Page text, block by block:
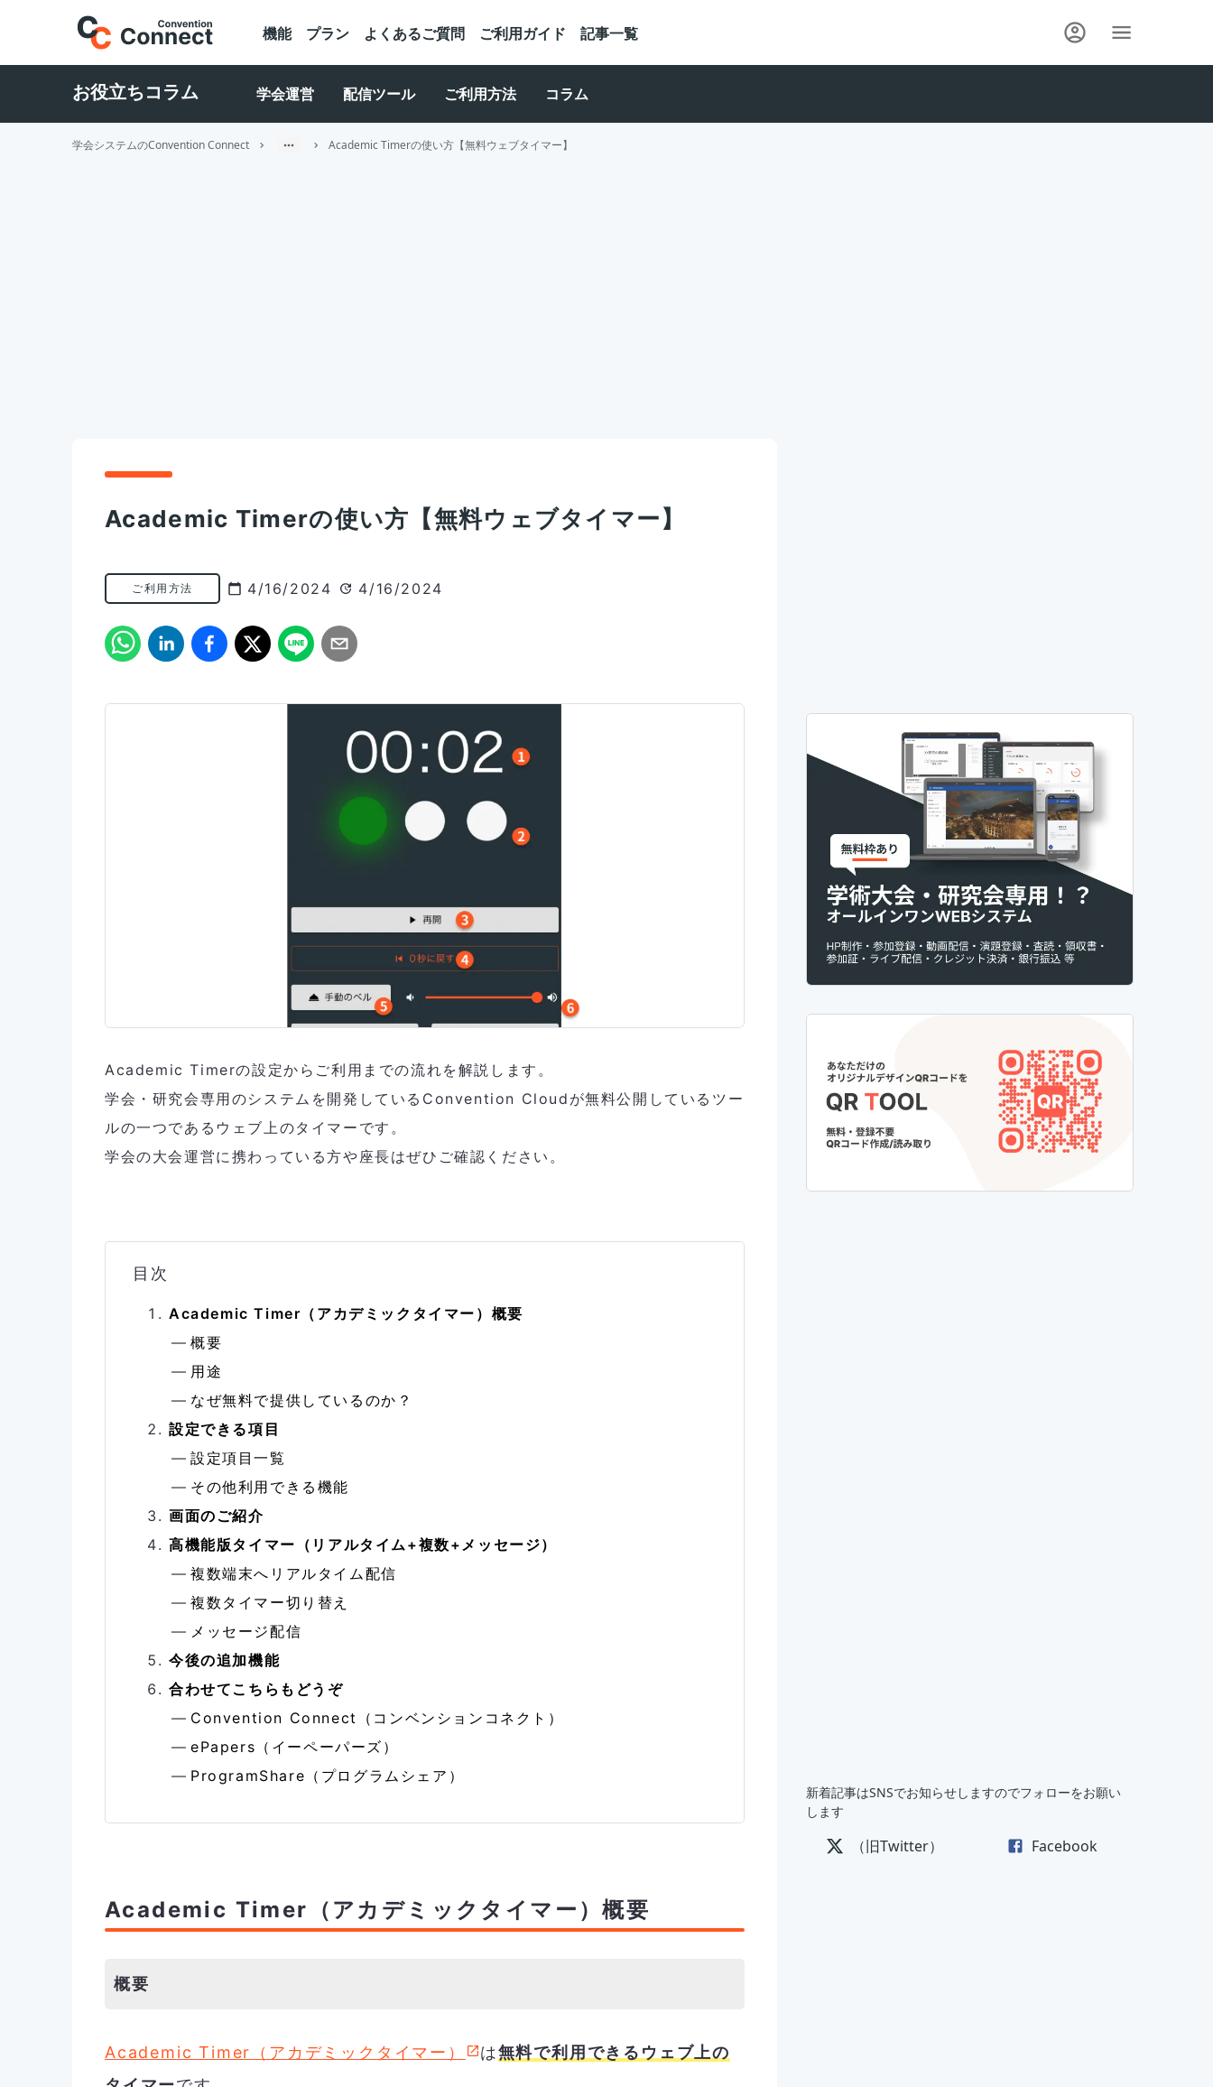
機能 プラン よくあるご質問 ご利用ガイド 記事一覧
お役立ちコラム 学会運営 配信ツール ご利用方法 コラム
学会システムのConvention Connect Academic Timerの使い方【無料ウェブタイマー】
Academic Timerの使い方【無料ウェブタイマー】
ご利用方法 4/16/2024 4/16/2024
Academic Timerの設定からご利用までの流れを解説します。
学会・研究会専用のシステムを開発しているConvention Cloudが無料公開しているツー
ルの一つであるウェブ上のタイマーです。
学会の大会運営に携わっている方や座長はぜひご確認ください。
目次
Academic Timer（アカデミックタイマー）概要
概要
用途
なぜ無料で提供しているのか？
設定できる項目
設定項目一覧
その他利用できる機能
画面のご紹介
高機能版タイマー（リアルタイム+複数+メッセージ）
複数端末へリアルタイム配信
複数タイマー切り替え
メッセージ配信
今後の追加機能
合わせてこちらもどうぞ
Convention Connect（コンベンションコネクト）
ePapers（イーペーパーズ）
ProgramShare（プログラムシェア）
Academic Timer（アカデミックタイマー）概要
概要
Academic Timer（アカデミックタイマー） は無料で利用できるウェブ上の
新着記事はSNSでお知らせしますのでフォローをお願い
します
（旧Twitter） Facebook